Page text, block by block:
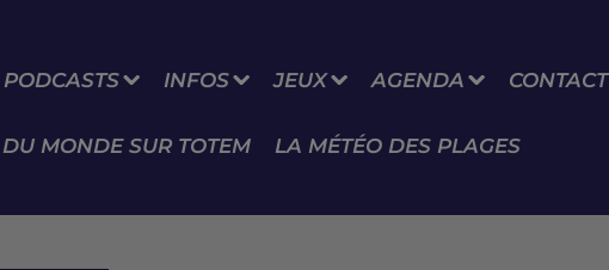
PODCASTS INFOS JEUX AGENDA CONTACT
MONDE SUR TOTEM LA MÉTÉO DES PLAGES